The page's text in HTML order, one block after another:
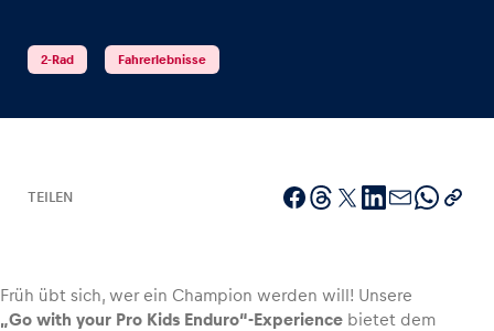
Alle anzeigen
2-Rad Fahrerlebnisse
TEILEN
Früh übt sich, wer ein Champion werden will! Unsere
„Go with your Pro Kids Enduro“-Experience bietet dem